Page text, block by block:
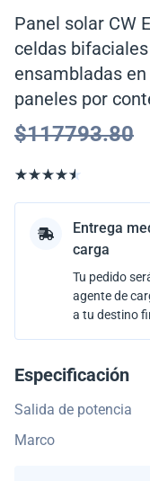
Panel solar CW
celdas
ensambladas en
paneles por
$117793.80
Entrega
carga
Tu pedido
agente de
a tu destino
Especificación
Salida de potencia
Marco